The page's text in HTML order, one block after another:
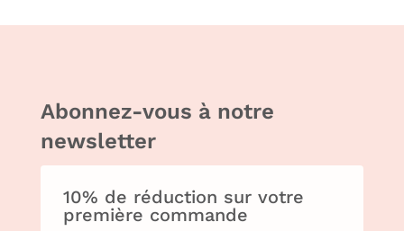
Abonnez-vous à notre
newsletter
10% de réduction sur votre
première commande